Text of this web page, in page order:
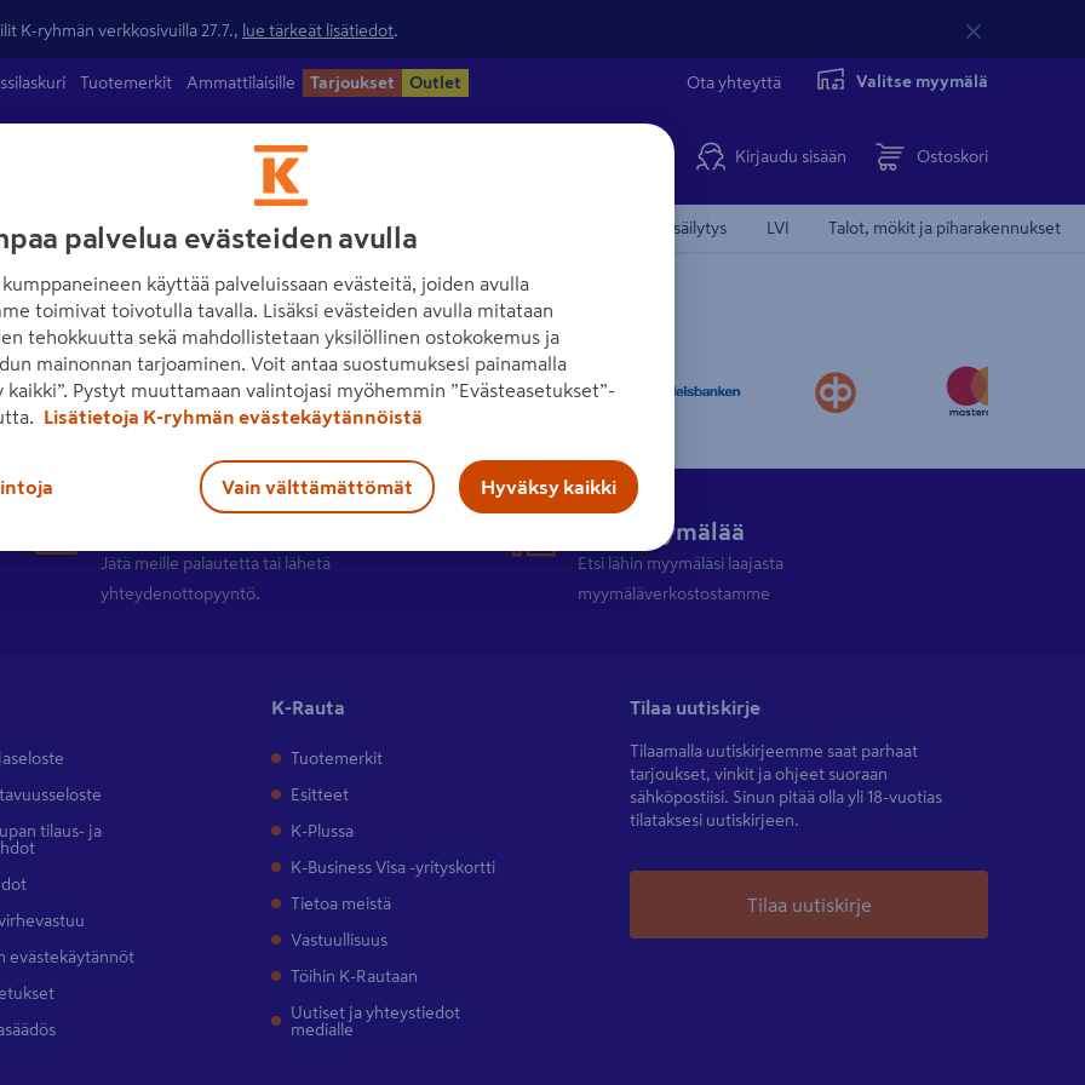
K-ryhmän verkkosivuilla 27.7., lue tärkeät lisätiedot
Tuotemerkit Ammattilaisille Tarjoukset Outlet Ota yhteyttä Valitse myymälä
Kirjaudu sisään Ostoskori
Maalit Työkalut Sähkö ja valaisimet Koti, keittiö ja säilytys LVI Talot, mökit ja piharakennukset
Jätä meille palautetta tai lähetä
yhteydenottopyyntö.
Hae myymälää
Etsi lähin myymäläsi laajasta
myymäläverkostostamme
tilaus- ja
evästekäytännöt
K-Rauta
Tuotemerkit
Esitteet
K-Plussa
K-Business Visa -yrityskortti
Tietoa meistä
Vastuullisuus
Töihin K-Rautaan
Uutiset ja yhteystiedot
medialle
Tilaa uutiskirje
Tilaamalla uutiskirjeemme saat parhaat
tarjoukset, vinkit ja ohjeet suoraan
sähköpostiisi. Sinun pitää olla yli 18-vuotias
tilataksesi uutiskirjeen.
Tilaa uutiskirje
palvelua evästeiden avulla
käyttää palveluissaan evästeitä, joiden avulla
toimivat toivotulla tavalla. Lisäksi evästeiden avulla mitataan
tehokkuutta sekä mahdollistetaan yksilöllinen ostokokemus ja
mainonnan tarjoaminen. Voit antaa suostumuksesi painamalla
kaikki”. Pystyt muuttamaan valintojasi myöhemmin ”Evästeasetukset”-
Lisätietoja K-ryhmän evästekäytännöistä
Vain välttämättömät Hyväksy kaikki